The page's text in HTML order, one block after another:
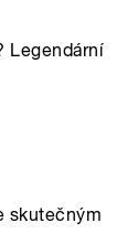
Legendární
skutečným